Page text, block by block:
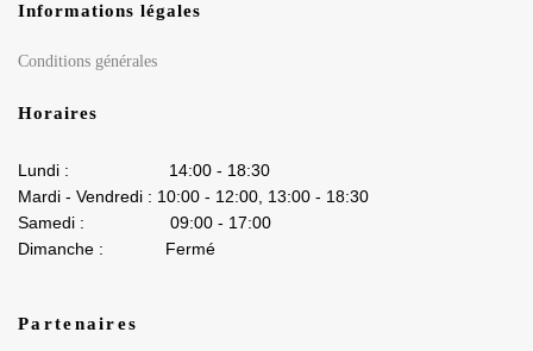
Informations légales
Conditions générales
Horaires
Lundi : 14:00 - 18:30
Mardi - Vendredi : 10:00 - 12:00, 13:00 - 18:30
Samedi : 09:00 - 17:00
Dimanche : Fermé
Partenaires